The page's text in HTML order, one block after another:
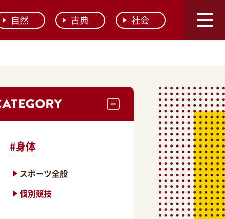
自然 古典 社会
#身体
スポーツ全般
個別競技